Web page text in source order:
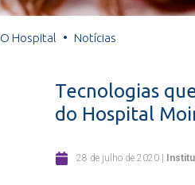
Convênios
Doação de
Enfermagem
Escritório
Escritório
O Hospital Notícias
Tecnologias
do Hospital
28 de julho de 2020